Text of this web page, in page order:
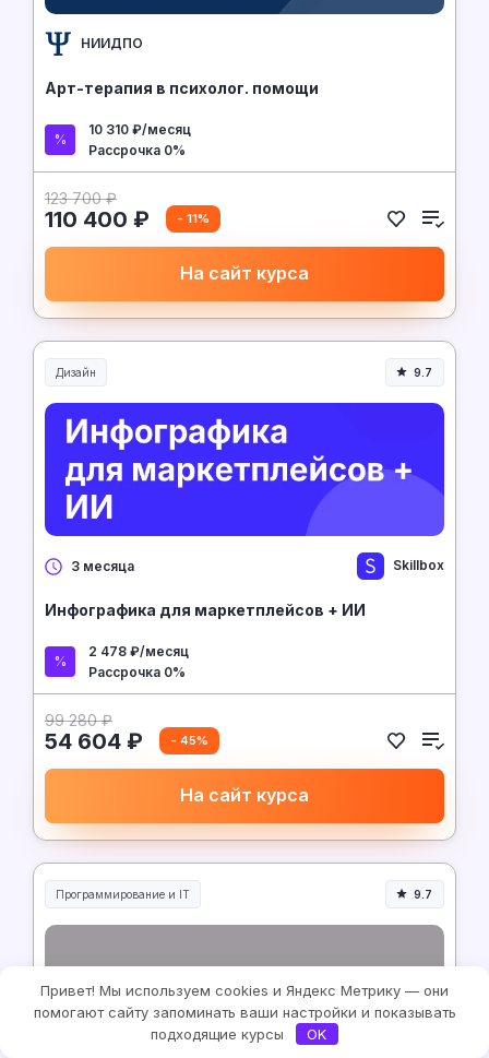
НИИДПО
Арт-терапия в психолог. помощи
10 310 ₽/месяц
Рассрочка 0%
123 700 ₽
110 400 ₽ - 11%
На сайт курса
Дизайн 9.7
3 месяца Skillbox
Инфографика для маркетплейсов + ИИ
2 478 ₽/месяц
Рассрочка 0%
99 280 ₽
54 604 ₽ - 45%
На сайт курса
Программирование и IT 9.7
Привет! Мы используем cookies и Яндекс Метрику — они
помогают сайту запоминать ваши настройки и показывать
подходящие курсы
OK